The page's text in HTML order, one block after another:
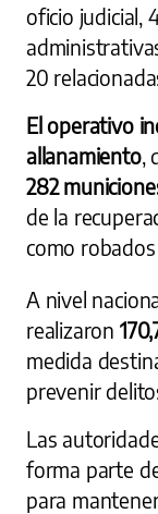
oficio judicial,
20
El operativo
allanamiento,
282
de la
como
A nivel
realizaron
medida
prevenir
Las
forma parte
para